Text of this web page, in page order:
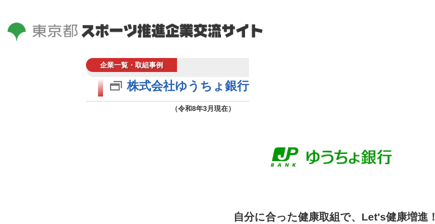
企業一覧・取組事例
株式会社ゆうちょ銀行
（令和8年3月現在）
自分に合った健康取組で、Let's健康増進！